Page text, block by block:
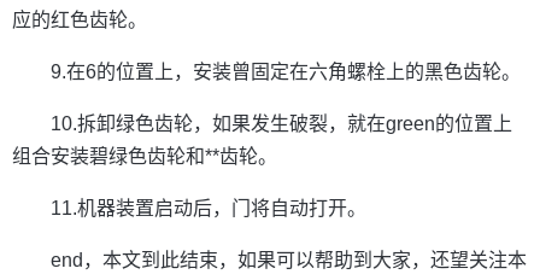
应的红色齿轮。
9.在6的位置上，安装曾固定在六角螺栓上的黑色齿轮。
10.拆卸绿色齿轮，如果发生破裂，就在green的位置上
组合安装碧绿色齿轮和**齿轮。
11.机器装置启动后，门将自动打开。
end，本文到此结束，如果可以帮助到大家，还望关注本